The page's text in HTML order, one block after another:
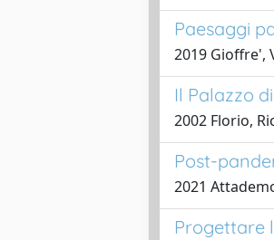
Paesaggi
2019 Gioffre',
Il Palazzo
2002 Florio,
Post-
2021
Progettare